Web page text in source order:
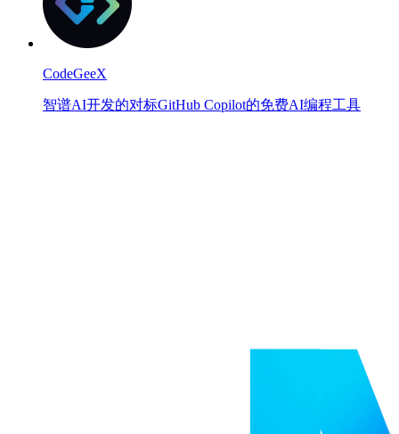
CodeGeeX
智谱AI开发的对标GitHub Copilot的免费AI编程工具